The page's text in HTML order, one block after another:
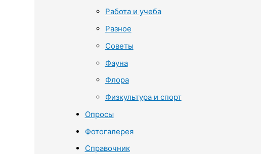
Работа и учеба
Разное
Советы
Фауна
Флора
Физкультура и спорт
Опросы
Фотогалерея
Справочник